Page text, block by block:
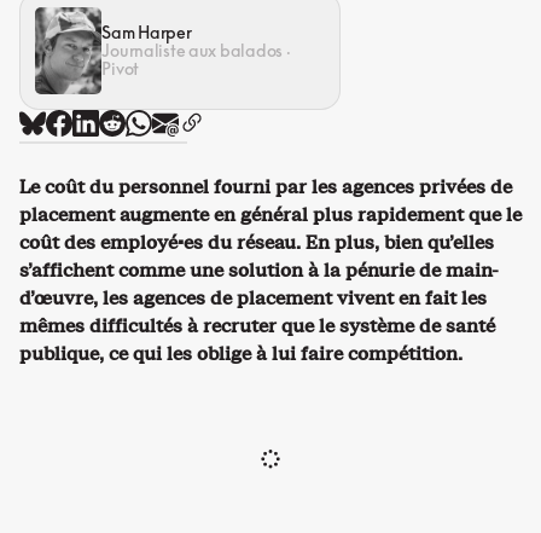
Sam Harper
Journaliste aux balados ·
Pivot
Le coût du personnel fourni par les agences privées de
placement augmente en général plus rapidement que le
coût des employé·es du réseau. En plus, bien qu’elles
s’affichent comme une solution à la pénurie de main-
d’œuvre, les agences de placement vivent en fait les
mêmes difficultés à recruter que le système de santé
publique, ce qui les oblige à lui faire compétition.